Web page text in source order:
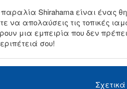
Shirahama είναι ένας
να απολαύσεις τις τοπικές
μια εμπειρία που δεν
σου!